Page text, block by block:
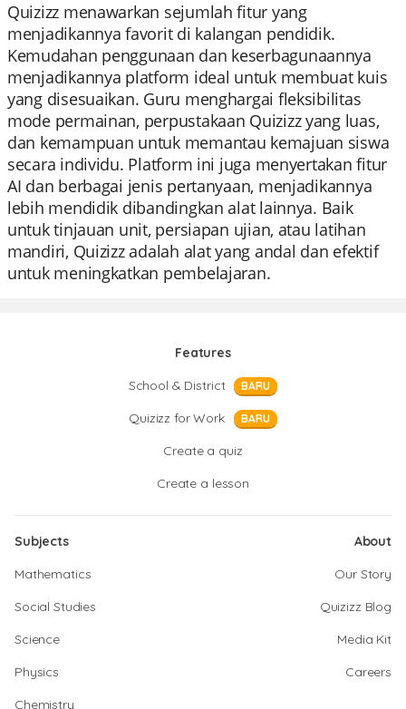
Quizizz menawarkan sejumlah fitur yang
menjadikannya favorit di kalangan pendidik.
Kemudahan penggunaan dan keserbagunaannya
menjadikannya platform ideal untuk membuat kuis
yang disesuaikan. Guru menghargai fleksibilitas
mode permainan, perpustakaan Quizizz yang luas,
dan kemampuan untuk memantau kemajuan siswa
secara individu. Platform ini juga menyertakan fitur
AI dan berbagai jenis pertanyaan, menjadikannya
lebih mendidik dibandingkan alat lainnya. Baik
untuk tinjauan unit, persiapan ujian, atau latihan
mandiri, Quizizz adalah alat yang andal dan efektif
untuk meningkatkan pembelajaran.
Features
School & District
BARU
Quizizz for Work BARU
Create a quiz
Create a lesson
Subjects
Mathematics
Social Studies
Science
Physics
Chemistry
About
Our Story
Quizizz Blog
Media Kit
Careers